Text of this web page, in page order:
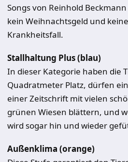
Songs von Reinhold
kein Weihnachtsgeld und
Krankheitsfall.
Stallhaltung Plus (blau)
In dieser Kategorie haben die
Quadratmeter Platz, dürfen
einer Zeitschrift mit vielen
grünen Wiesen blättern, und
wird sogar hin und wieder
Außenklima (orange)